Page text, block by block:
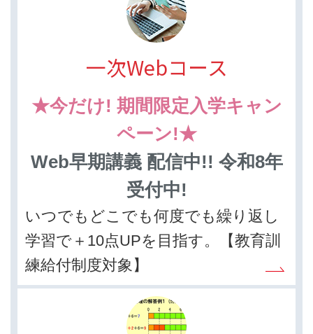
一次Webコース
★今だけ! 期間限定入学キャン
ペーン!★
Web早期講義 配信中!! 令和8年
受付中!
いつでもどこでも何度でも繰り返し
学習で＋10点UPを目指す。【教育訓
練給付制度対象】